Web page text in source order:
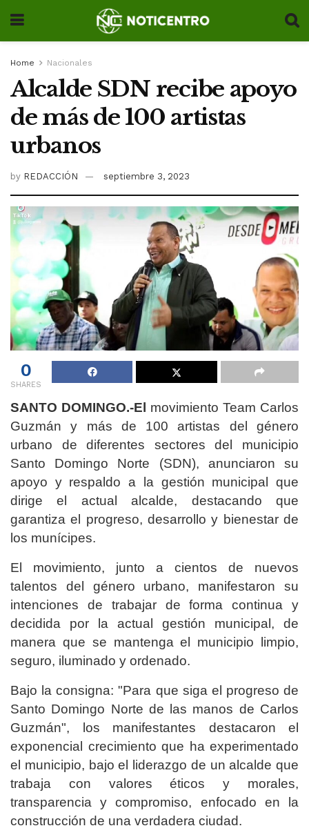
Home Nacionales
Alcalde SDN recibe apoyo
de más de 100 artistas
urbanos
by REDACCIÓN septiembre 3, 2023
0
SHARES
SANTO DOMINGO.-El movimiento Team Carlos
Guzmán y más de 100 artistas del género
urbano de diferentes sectores del municipio
Santo Domingo Norte (SDN), anunciaron su
apoyo y respaldo a la gestión municipal que
dirige el actual alcalde, destacando que
garantiza el progreso, desarrollo y bienestar de
los munícipes.
El movimiento, junto a cientos de nuevos
talentos del género urbano, manifestaron su
intenciones de trabajar de forma continua y
decidida por la actual gestión municipal, de
manera que se mantenga el municipio limpio,
seguro, iluminado y ordenado.
Bajo la consigna: "Para que siga el progreso de
Santo Domingo Norte de las manos de Carlos
Guzmán", los manifestantes destacaron el
exponencial crecimiento que ha experimentado
el municipio, bajo el liderazgo de un alcalde que
trabaja con valores éticos y morales,
transparencia y compromiso, enfocado en la
construcción de una verdadera ciudad.